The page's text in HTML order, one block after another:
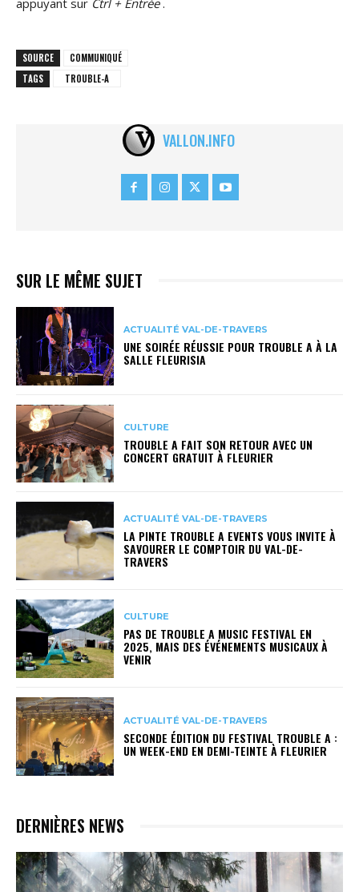
SOURCE
COMMUNIQUÉ
TAGS
TROUBLE-A
VALLON.INFO
SUR LE MÊME SUJET
ACTUALITÉ VAL-DE-TRAVERS
UNE SOIRÉE RÉUSSIE POUR TROUBLE A À LA
SALLE FLEURISIA
CULTURE
TROUBLE A FAIT SON RETOUR AVEC UN
CONCERT GRATUIT À FLEURIER
ACTUALITÉ VAL-DE-TRAVERS
LA PINTE TROUBLE A EVENTS VOUS INVITE À
SAVOURER LE COMPTOIR DU VAL-DE-
TRAVERS
CULTURE
PAS DE TROUBLE A MUSIC FESTIVAL EN
2025, MAIS DES ÉVÉNEMENTS MUSICAUX À
VENIR
ACTUALITÉ VAL-DE-TRAVERS
SECONDE ÉDITION DU FESTIVAL TROUBLE A :
UN WEEK-END EN DEMI-TEINTE À FLEURIER
DERNIÈRES NEWS